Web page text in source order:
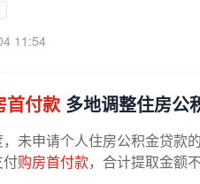
11:54
首付款多地调整住房公
未申请个人住房公积金贷款
付购房首付款，合计提取金额